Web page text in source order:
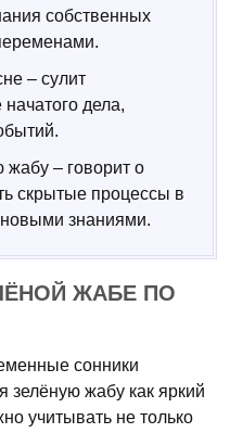
собственных
– сулит
дела,
жабу – говорит о
скрытые процессы в
знаниями.
ЖАБЕ ПО
сонники
жабу как яркий
учитывать не только